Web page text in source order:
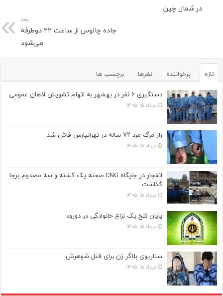
در شمال چین
بعد
جاده چالوس از ساعت ۲۲ دوطرفه
می‌شود
تازه پرخواننده نظرها
برچسب ها
دستگیری ۶ نفر در بهشهر به اتهام تشویش اذهان عمومی
مرداد ۱۵, ۱۴۰۵
راز مرگ مرد ۷۲ ساله در تهرانپارس فاش شد
مرداد ۱۵, ۱۴۰۵
انفجار در جایگاه CNG صحنه یک کشته و سه مصدوم برجا
گذاشت
مرداد ۱۵, ۱۴۰۵
پایان تلخ یک نزاع خانوادگی در دورود
مرداد ۱۵, ۱۴۰۵
سناریوی بلاگر زن برای قتل شوهرش
مرداد ۱۵, ۱۴۰۵